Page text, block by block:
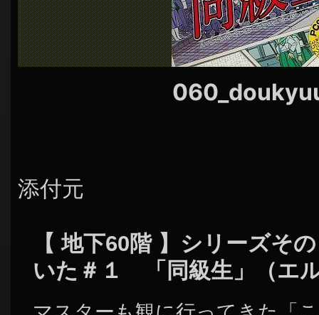
添付元
【 地下60階 】シリーズそ
いた＃１ 「同級生」（エ